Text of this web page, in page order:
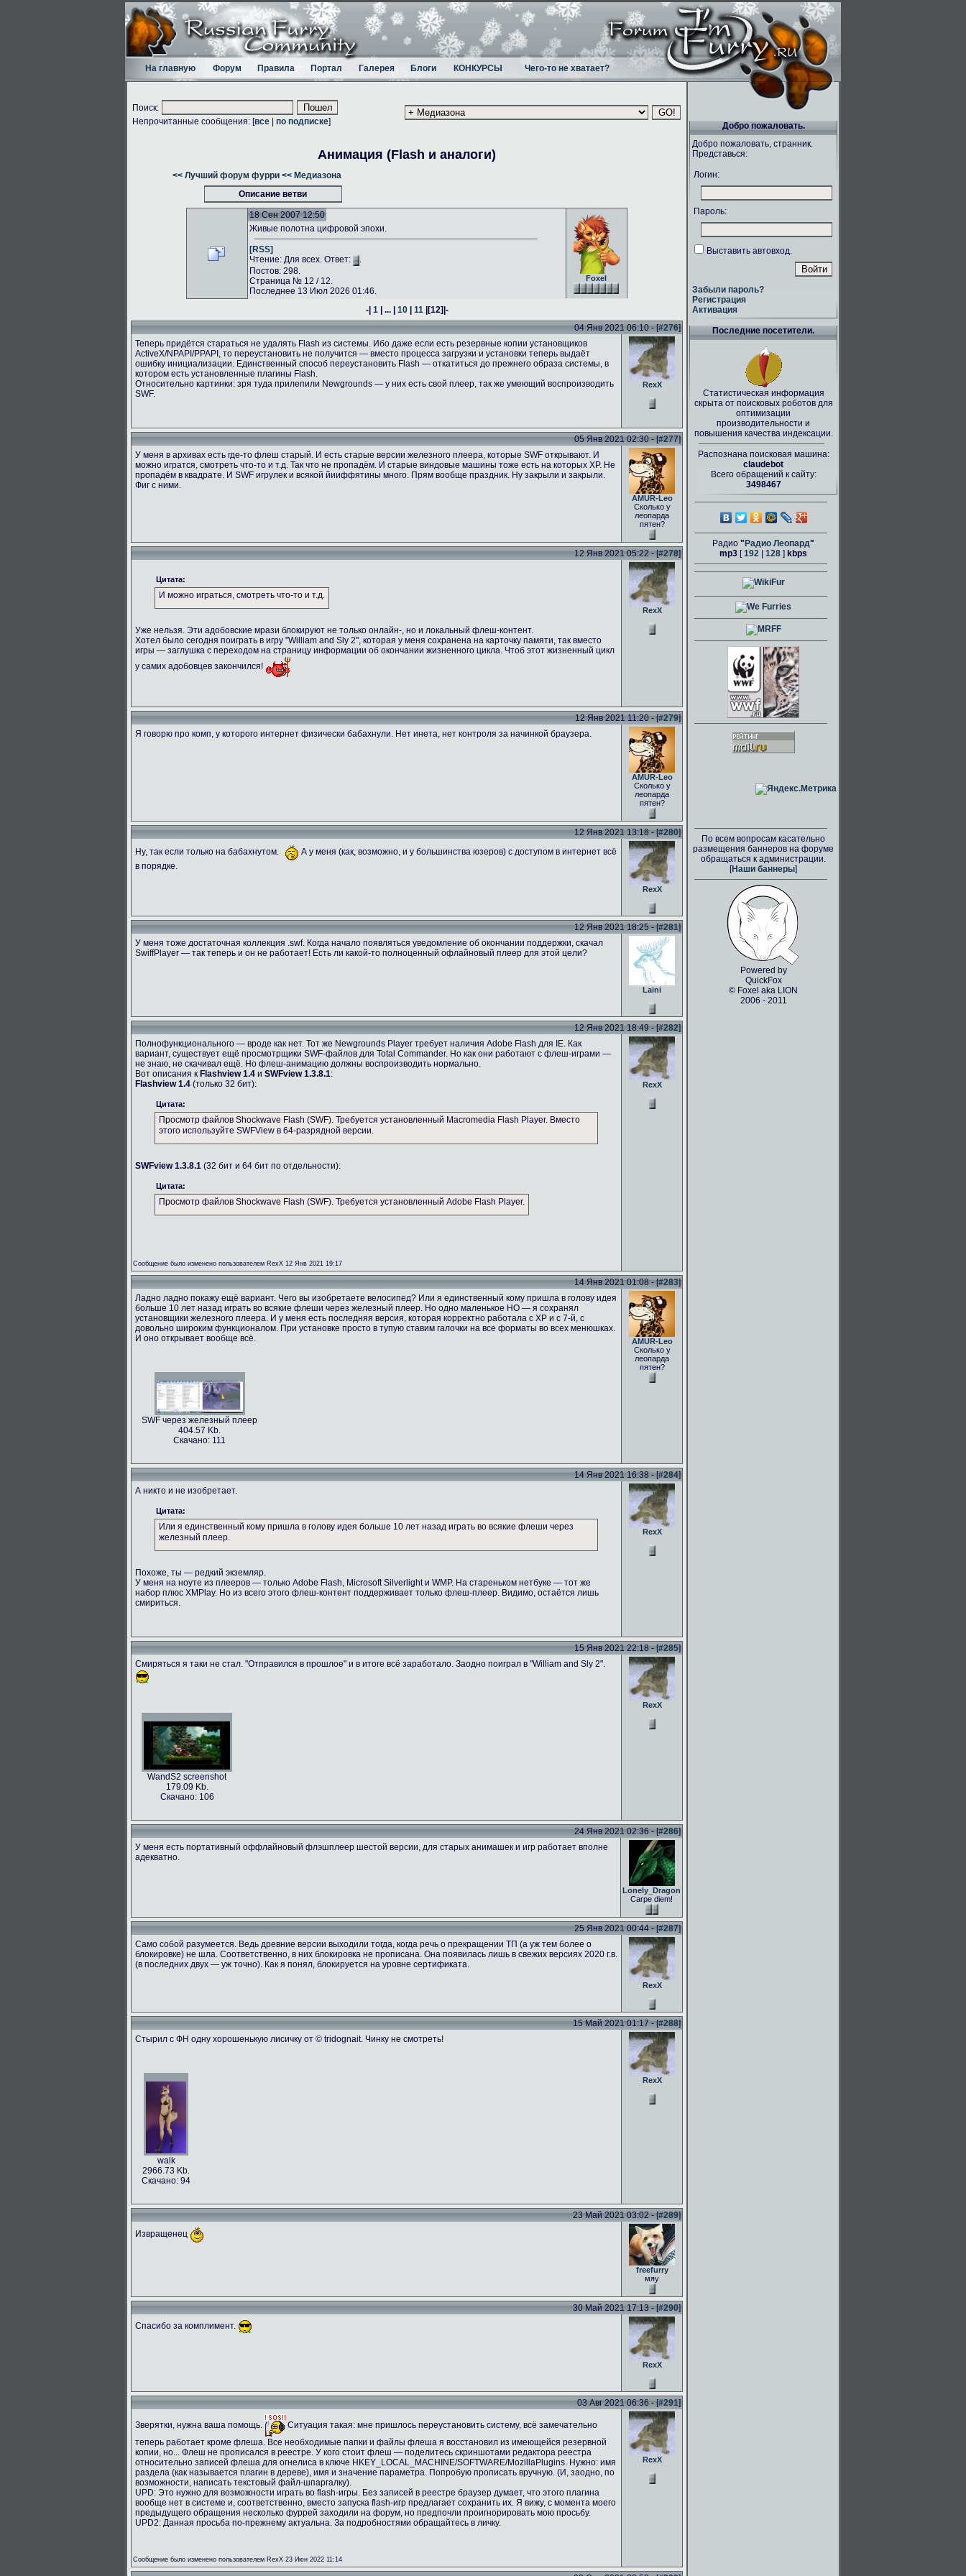
На главную Форум Правила Портал Галерея Блоги КОНКУРСЫ Чего-то не хватает?
Поиск:
Непрочитанные сообщения: [все по подписке]
Анимация (Flash и аналоги)
<< Лучший форум фурри << Медиазона
Описание ветви
18 Сен 2007 12:50
Foxel
Живые полотна цифровой эпохи.
[RSS]
Чтение: Для всех. Ответ:
.
Постов: 298.
Страница № 12 / 12.
Последнее 13 Июл 2026 01:46.
-| 1| ... | 10| 11|[12]|-
04 Янв 2021 06:10 - [#276]
Теперь придётся стараться не удалять Flash из системы. Ибо даже если есть резервные копии установщиков
ActiveX/NPAPI/PPAPI, то переустановить не получится — вместо процесса загрузки и установки теперь выдаёт
ошибку инициализации. Единственный способ переустановить Flash — откатиться до прежнего образа системы, в
котором есть установленные плагины Flash.
Относительно картинки: зря туда прилепили Newgrounds — у них есть свой плеер, так же умеющий воспроизводить
SWF.
RexX
05 Янв 2021 02:30 - [#277]
У меня в архивах есть где-то флеш старый. И есть старые версии железного плеера, которые SWF открывают. И
можно игратся, смотреть что-то и т.д. Так что не пропадём. И старые виндовые машины тоже есть на которых ХР. Не
пропадём в квадрате. И SWF игрулек и всякой йииффятины много. Прям вообще праздник. Ну закрыли и закрыли.
Фиг с ними.
AMUR-Leo
Сколько у
леопарда
пятен?
12 Янв 2021 05:22 - [#278]
Цитата:
И можно играться, смотреть что-то и т.д.
Уже нельзя. Эти адобовские мрази блокируют не только онлайн-, но и локальный флеш-контент.
Хотел было сегодня поиграть в игру "William and Sly 2", которая у меня сохранена на карточку памяти, так вместо
игры — заглушка с переходом на страницу информации об окончании жизненного цикла. Чтоб этот жизненный цикл
у самих адобовцев закончился!
RexX
12 Янв 2021 11:20 - [#279]
Я говорю про комп, у которого интернет физически бабахнули. Нет инета, нет контроля за начинкой браузера.
AMUR-Leo
Сколько у
леопарда
пятен?
12 Янв 2021 13:18 - [#280]
Ну, так если только на бабахнутом.
А у меня (как, возможно, и у большинства юзеров) с доступом в интернет всё
в порядке.
RexX
12 Янв 2021 18:25 - [#281]
У меня тоже достаточная коллекция .swf. Когда начало появляться уведомление об окончании поддержки, скачал
SwiffPlayer — так теперь и он не работает! Есть ли какой-то полноценный офлайновый плеер для этой цели?
Laini
12 Янв 2021 18:49 - [#282]
Полнофункционального — вроде как нет. Тот же Newgrounds Player требует наличия Adobe Flash для IE. Как
вариант, существует ещё просмотрщики SWF-файлов для Total Commander. Но как они работают с флеш-играми —
не знаю, не скачивал ещё. Но флеш-анимацию должны воспроизводить нормально.
Вот описания к Flashview 1.4 и SWFview 1.3.8.1:
Flashview 1.4 (только 32 бит):
Цитата:
Просмотр файлов Shockwave Flash (SWF). Требуется установленный Macromedia Flash Player. Вместо
этого используйте SWFView в 64-разрядной версии.
SWFview 1.3.8.1 (32 бит и 64 бит по отдельности):
Цитата:
Просмотр файлов Shockwave Flash (SWF). Требуется установленный Adobe Flash Player.
Сообщение было изменено пользователем RexX 12 Янв 2021 19:17
RexX
14 Янв 2021 01:08 - [#283]
Ладно ладно покажу ещё вариант. Чего вы изобретаете велосипед? Или я единственный кому пришла в голову идея
больше 10 лет назад играть во всякие флеши через железный плеер. Но одно маленькое НО — я сохранял
установщики железного плеера. И у меня есть последняя версия, которая корректно работала с ХР и с 7-й, с
довольно широким функционалом. При установке просто в тупую ставим галочки на все форматы во всех менюшках.
И оно открывает вообще всё.
SWF через железный плеер
404.57 Kb.
Скачано: 111
AMUR-Leo
Сколько у
леопарда
пятен?
14 Янв 2021 16:38 - [#284]
А никто и не изобретает.
Цитата:
Или я единственный кому пришла в голову идея больше 10 лет назад играть во всякие флеши через
железный плеер.
Похоже, ты — редкий экземляр.
У меня на ноуте из плееров — только Adobe Flash, Microsoft Silverlight и WMP. На стареньком нетбуке — тот же
набор плюс XMPlay. Но из всего этого флеш-контент поддерживает только флеш-плеер. Видимо, остаётся лишь
смириться.
RexX
15 Янв 2021 22:18 - [#285]
Смиряться я таки не стал. "Отправился в прошлое" и в итоге всё заработало. Заодно поиграл в "William and Sly 2".
WandS2 screenshot
179.09 Kb.
Скачано: 106
RexX
24 Янв 2021 02:36 - [#286]
У меня есть портативный оффлайновый флэшплеер шестой версии, для старых анимашек и игр работает вполне
адекватно.
Lonely_Dragon
Carpe diem!
25 Янв 2021 00:44 - [#287]
Само собой разумеется. Ведь древние версии выходили тогда, когда речь о прекращении ТП (а уж тем более о
блокировке) не шла. Соответственно, в них блокировка не прописана. Она появилась лишь в свежих версиях 2020 г.в.
(в последних двух — уж точно). Как я понял, блокируется на уровне сертификата.
RexX
15 Май 2021 01:17 - [#288]
Стырил с ФН одну хорошенькую лисичку от © tridognait. Чинку не смотреть!
walk
2966.73 Kb.
Скачано: 94
RexX
23 Май 2021 03:02 - [#289]
Извращенец
freefurry
мяу
30 Май 2021 17:13 - [#290]
Спасибо за комплимент.
RexX
03 Авг 2021 06:36 - [#291]
Зверятки, нужна ваша помощь.
Ситуация такая: мне пришлось переустановить систему, всё замечательно
теперь работает кроме флеша. Все необходимые папки и файлы флеша я восстановил из имеющейся резервной
копии, но... Флеш не прописался в реестре. У кого стоит флеш — поделитесь скриншотами редактора реестра
относительно записей флеша для огнелиса в ключе HKEY_LOCAL_MACHINE/SOFTWARE/MozillaPlugins. Нужно: имя
раздела (как называется плагин в дереве), имя и значение параметра. Попробую прописать вручную. (И, заодно, по
возможности, написать текстовый файл-шпаргалку).
UPD: Это нужно для возможности играть во flash-игры. Без записей в реестре браузер думает, что этого плагина
вообще нет в системе и, соответственно, вместо запуска flash-игр предлагает сохранить их. Я вижу, с момента моего
предыдущего обращения несколько фуррей заходили на форум, но предпочли проигнорировать мою просьбу.
UPD2: Данная просьба по-прежнему актуальна. За подробностями обращайтесь в личку.
Сообщение было изменено пользователем RexX 23 Июн 2022 11:14
RexX
Добро пожаловать.
Добро пожаловать, странник.
Представься:
Логин:
Пароль:
Выставить автовход.
Забыли пароль?
Регистрация
Активация
Последние посетители.
Статистическая информация
скрыта от поисковых роботов для
оптимизации
производительности и
повышения качества индексации.
Распознана поисковая машина:
claudebot
Всего обращений к сайту:
3498467
Радио " Радио Леопард"
mp3 [192 128 ] kbps
По всем вопросам касательно
размещения баннеров на форуме
обращаться к администрации.
[Наши баннеры]
Powered by
QuickFox
© Foxel aka LION
2006 - 2011